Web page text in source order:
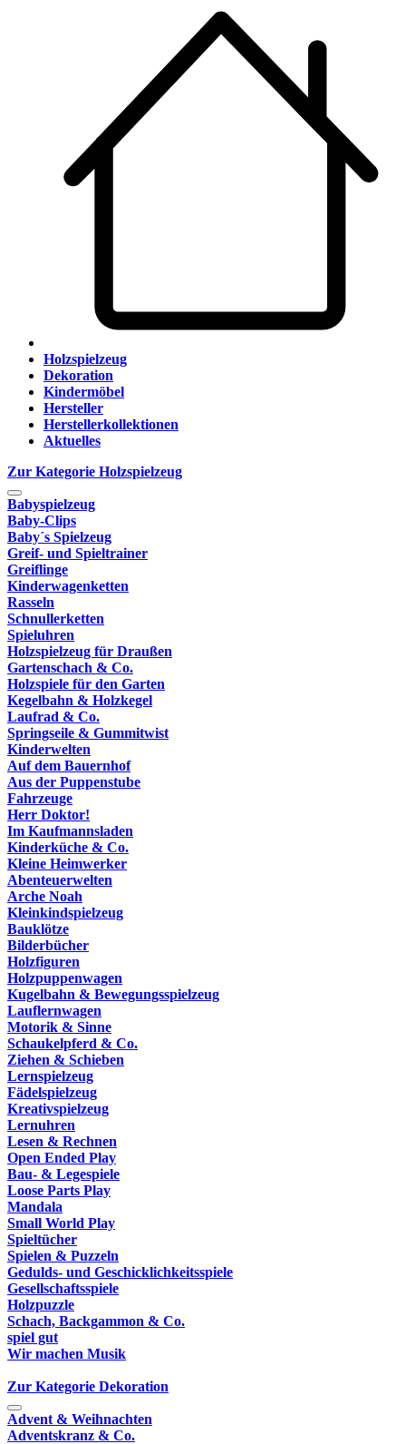
Holzspielzeug
Dekoration
Kindermöbel
Hersteller
Herstellerkollektionen
Aktuelles
Zur Kategorie Holzspielzeug
Babyspielzeug
Baby-Clips
Baby´s Spielzeug
Greif- und Spieltrainer
Greiflinge
Kinderwagenketten
Rasseln
Schnullerketten
Spieluhren
Holzspielzeug für Draußen
Gartenschach & Co.
Holzspiele für den Garten
Kegelbahn & Holzkegel
Laufrad & Co.
Springseile & Gummitwist
Kinderwelten
Auf dem Bauernhof
Aus der Puppenstube
Fahrzeuge
Herr Doktor!
Im Kaufmannsladen
Kinderküche & Co.
Kleine Heimwerker
Abenteuerwelten
Arche Noah
Kleinkindspielzeug
Bauklötze
Bilderbücher
Holzfiguren
Holzpuppenwagen
Kugelbahn & Bewegungsspielzeug
Lauflernwagen
Motorik & Sinne
Schaukelpferd & Co.
Ziehen & Schieben
Lernspielzeug
Fädelspielzeug
Kreativspielzeug
Lernuhren
Lesen & Rechnen
Open Ended Play
Bau- & Legespiele
Loose Parts Play
Mandala
Small World Play
Spieltücher
Spielen & Puzzeln
Gedulds- und Geschicklichkeitsspiele
Gesellschaftsspiele
Holzpuzzle
Schach, Backgammon & Co.
spiel gut
Wir machen Musik
Zur Kategorie Dekoration
Advent & Weihnachten
Adventskranz & Co.